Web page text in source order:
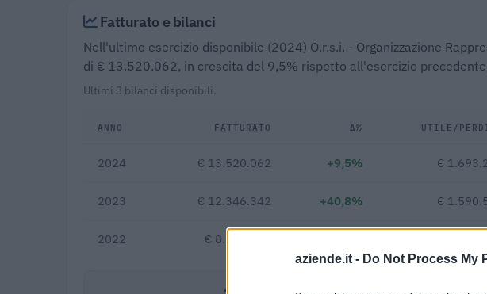
aziende.it - Do Not Process My
Fatturato e bilanci
Nell'ultimo esercizio disponibile (2024) O.r.s.i. - Organizzazione
di € 13.520.062, in crescita del 9,5% rispetto all'esercizio
Ultimi 3 bilanci disponibili.
ANNO FATTURATO Δ% UTILE/
2024 € 13.520.062 +9,5% €
2023 € 12.346.342 +40,8% €
2022 € 8.767.451